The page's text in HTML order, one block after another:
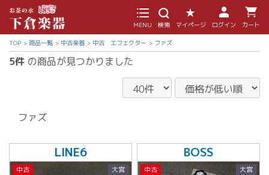
MENU 検索 マイページ ログイン カート
TOP 商品一覧 中古楽器 中古 エフェクター ファズ
5件 の商品が見つかりました
ファズ
LINE6
中古 大宮
BOSS
中古 大宮